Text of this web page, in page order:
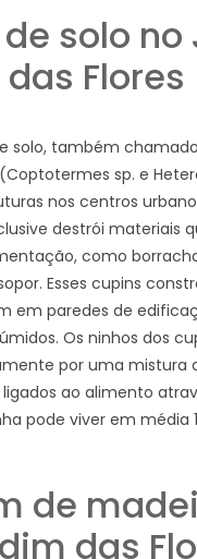
solo no
das Flores
solo, também
sp. e
nos centros
destrói materiais
como
Esses cupins
em paredes de
Os ninhos dos
por uma mistura
ao alimento
pode viver em média
de
das